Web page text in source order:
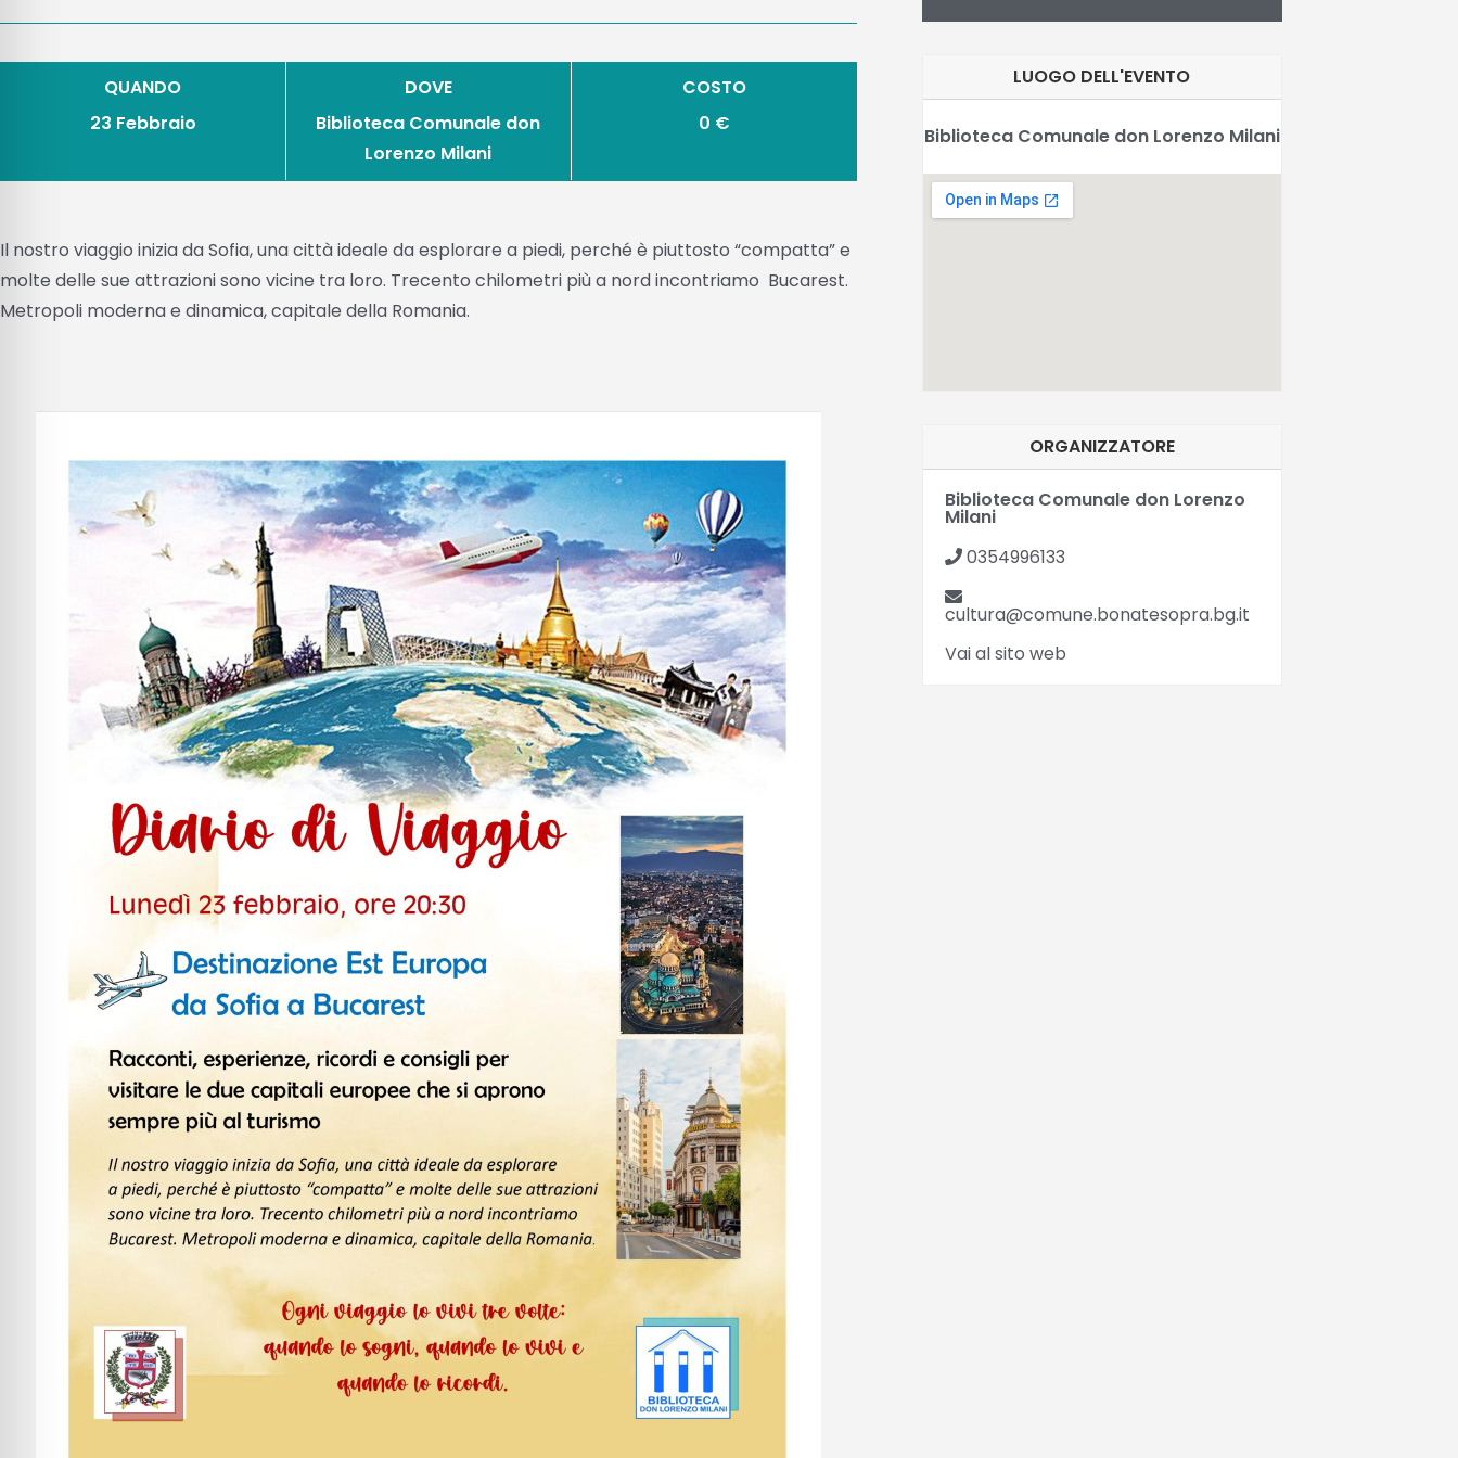
QUANDO
23 Febbraio
DOVE
Biblioteca Comunale don
Lorenzo Milani
COSTO
0 €
Il nostro viaggio inizia da Sofia, una città ideale da esplorare a piedi, perché è piuttosto “compatta” e
molte delle sue attrazioni sono vicine tra loro. Trecento chilometri più a nord incontriamo Bucarest.
Metropoli moderna e dinamica, capitale della Romania.
LUOGO DELL'EVENTO
Biblioteca Comunale don Lorenzo Milani
ORGANIZZATORE
Biblioteca Comunale don Lorenzo
Milani
0354996133
cultura@comune.bonatesopra.bg.it
Vai al sito web